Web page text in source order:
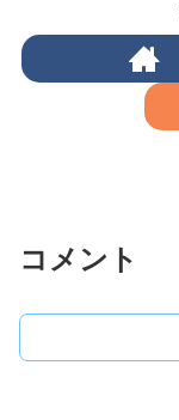
コメント